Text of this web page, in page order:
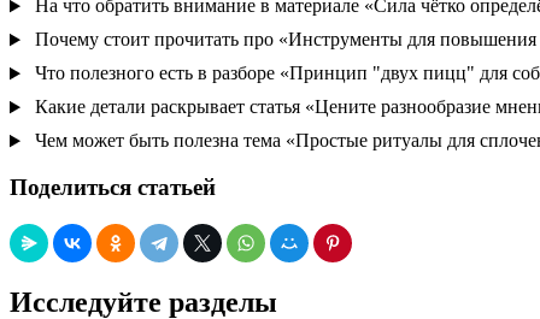
На что обратить внимание в материале «Сила чётко
Почему стоит прочитать про «Инструменты для повышения
Что полезного есть в разборе «Принцип "двух пицц" для
Какие детали раскрывает статья «Цените разнообразие
Чем может быть полезна тема «Простые ритуалы для
Поделиться статьей
Исследуйте разделы